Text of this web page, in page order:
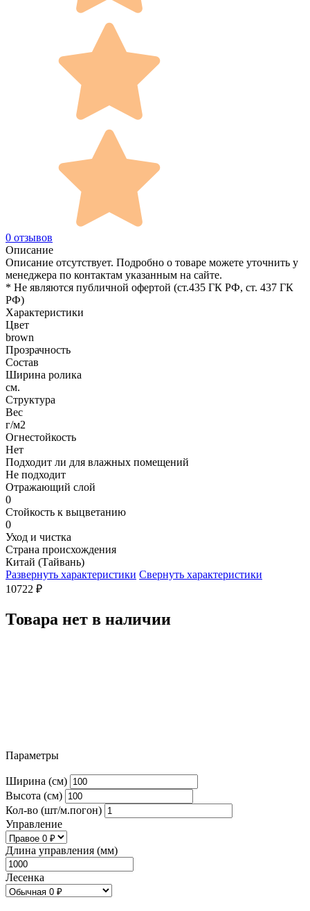
0 отзывов
Описание
Описание отсутствует. Подробно о товаре можете уточнить у
менеджера по контактам указанным на сайте.
* Не являются публичной офертой (ст.435 ГК РФ, cт. 437 ГК
РФ)
Характеристики
Цвет
brown
Прозрачность
Состав
Ширина ролика
см.
Структура
Вес
г/м2
Огнестойкость
Нет
Подходит ли для влажных помещений
Не подходит
Отражающий слой
0
Стойкость к выцветанию
0
Уход и чистка
Страна происхождения
Китай (Тайвань)
Развернуть характеристики Свернуть характеристики
10722 ₽
Товара нет в наличии
Параметры
Ширина (см)
Высота (см)
Кол-во (шт/м.погон)
Управление
Длина управления (мм)
Лесенка